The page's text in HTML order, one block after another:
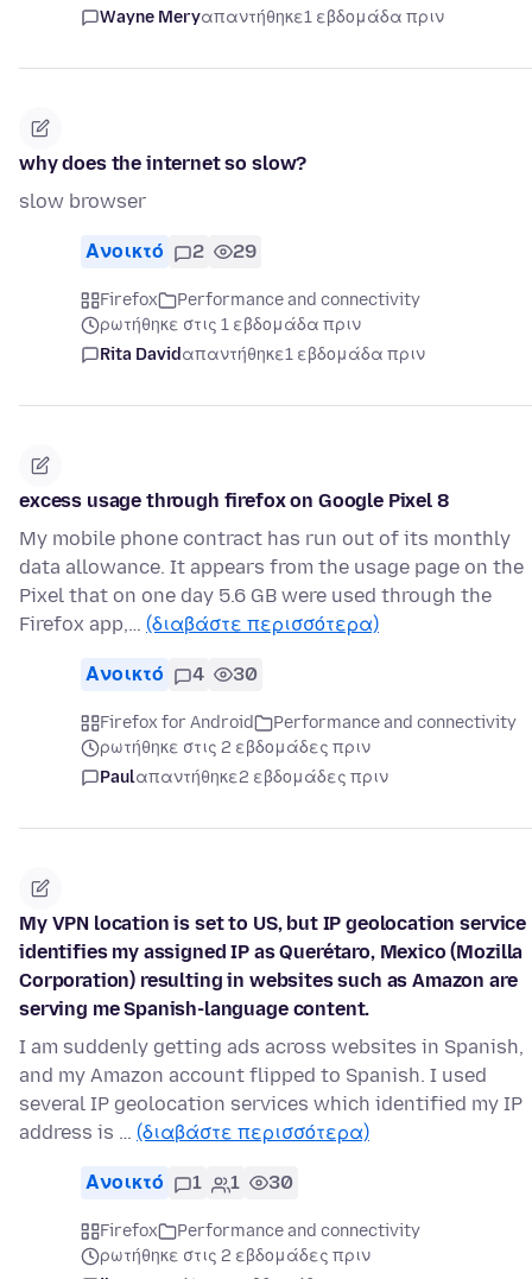
Wayne Meryαπαντήθηκε1 εβδομάδα πριν
why does the internet so slow?
slow browser
Ανοικτό 2 29
Firefox
Performance and connectivity
ρωτήθηκε στις 1 εβδομάδα πριν
Rita Davidαπαντήθηκε1 εβδομάδα πριν
excess usage through firefox on Google Pixel 8
My mobile phone contract has run out of its monthly
data allowance. It appears from the usage page on the
Pixel that on one day 5.6 GB were used through the
Firefox app,… (διαβάστε περισσότερα)
Ανοικτό 4 30
Firefox for Android
Performance and connectivity
ρωτήθηκε στις 2 εβδομάδες πριν
Paulαπαντήθηκε2 εβδομάδες πριν
My VPN location is set to US, but IP geolocation service
identifies my assigned IP as Querétaro, Mexico (Mozilla
Corporation) resulting in websites such as Amazon are
serving me Spanish-language content.
I am suddenly getting ads across websites in Spanish,
and my Amazon account flipped to Spanish. I used
several IP geolocation services which identified my IP
address is … (διαβάστε περισσότερα)
Ανοικτό 1 1 30
Firefox
Performance and connectivity
ρωτήθηκε στις 2 εβδομάδες πριν